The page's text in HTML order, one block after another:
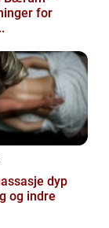
for
dyp
og indre